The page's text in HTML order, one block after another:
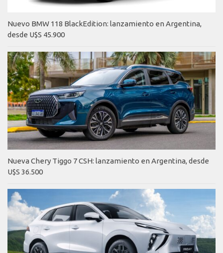
Nuevo BMW 118 BlackEdition: lanzamiento en Argentina,
desde U$S 45.900
Nueva Chery Tiggo 7 CSH: lanzamiento en Argentina, desde
U$S 36.500